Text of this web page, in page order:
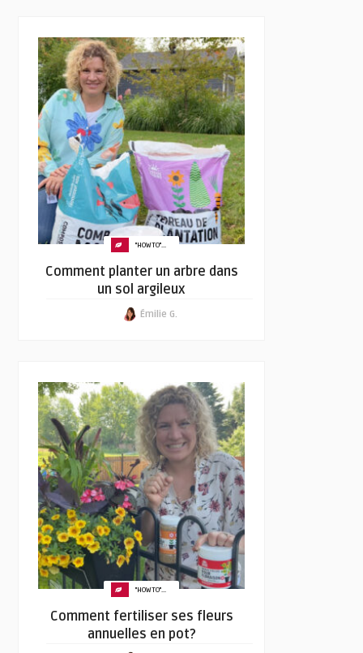
"HOW TO"...
Comment planter un arbre dans
un sol argileux
Émilie G.
"HOW TO"...
Comment fertiliser ses fleurs
annuelles en pot?